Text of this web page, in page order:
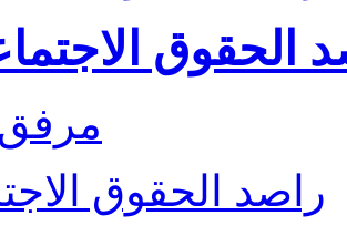
الحقوق
راصد الحقوق